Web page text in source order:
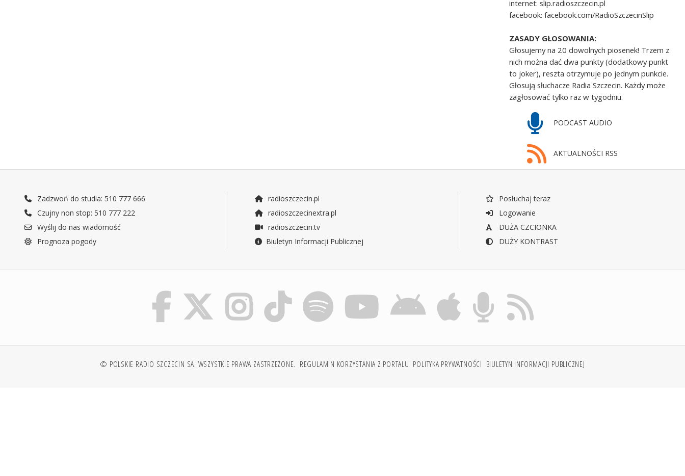
internet: slip.radioszczecin.pl
facebook: facebook.com/RadioSzczecinSlip
ZASADY GŁOSOWANIA:
Głosujemy na 20 dowolnych piosenek! Trzem z
nich można dać dwa punkty (dodatkowy punkt
to joker), reszta otrzymuje po jednym punkcie.
Głosują słuchacze Radia Szczecin. Każdy może
zagłosować tylko raz w tygodniu.
PODCAST AUDIO
AKTUALNOŚCI RSS
Zadzwoń do studia: 510 777 666
Czujny non stop: 510 777 222
Wyślij do nas wiadomość
Prognoza pogody
radioszczecin.pl
radioszczecinextra.pl
radioszczecin.tv
Biuletyn Informacji Publicznej
Posłuchaj teraz
Logowanie
DUŻA CZCIONKA
DUŻY KONTRAST
© POLSKIE RADIO SZCZECIN SA. WSZYSTKIE PRAWA ZASTRZEŻONE. REGULAMIN KORZYSTANIA Z PORTALU POLITYKA PRYWATNOŚCI BIULETYN INFORMACJI PUBLICZNEJ